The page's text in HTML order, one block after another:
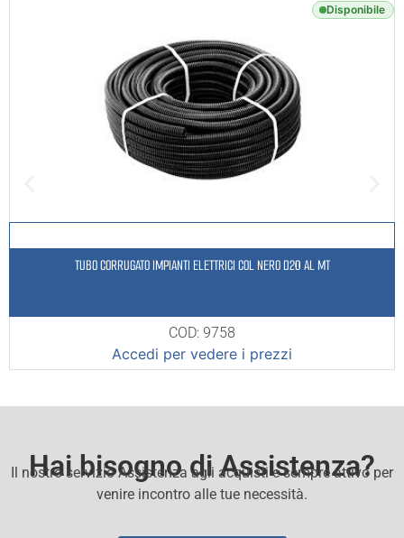
Disponibile
TUBO CORRUGATO IMPIANTI ELETTRICI COL NERO D20 AL MT
COD: 9758
Accedi per vedere i prezzi
Hai bisogno di Assistenza?
Il nostro servizio Assistenza agli acquisti e sempre attivo per
venire incontro alle tue necessità.